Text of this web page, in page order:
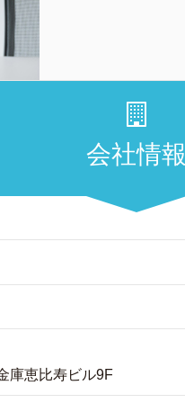
会社情報
庫恵比寿ビル9F